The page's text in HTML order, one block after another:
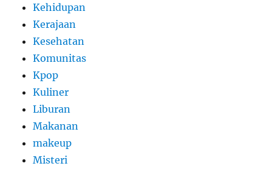
Kehidupan
Kerajaan
Kesehatan
Komunitas
Kpop
Kuliner
Liburan
Makanan
makeup
Misteri